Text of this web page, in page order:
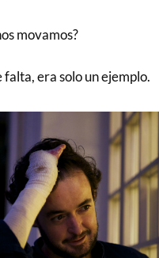
movamos?
falta, era solo un ejemplo.